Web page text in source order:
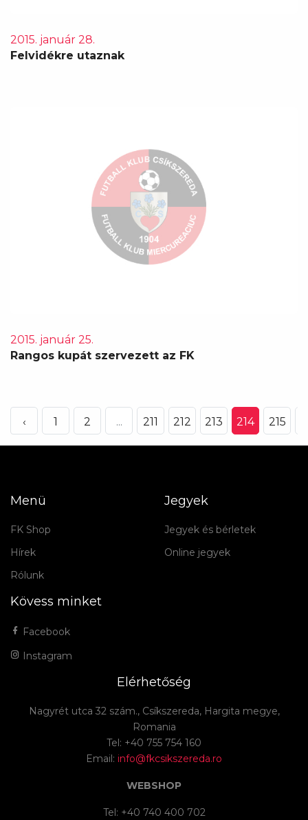
2015. január 28.
Felvidékre utaznak
2015. január 25.
Rangos kupát szervezett az FK
‹ 1 2 ... 211 212 213 214 215
Menü
FK Shop
Hírek
Rólunk
Jegyek
Jegyek és bérletek
Online jegyek
Kövess minket
Facebook
Instagram
Elérhetőség
Nagyrét utca 32 szám., Csíkszereda, Hargita megye,
Romania
Tel: +40 755 754 160
Email: info@fkcsikszereda.ro
WEBSHOP
Tel: +40 740 400 702